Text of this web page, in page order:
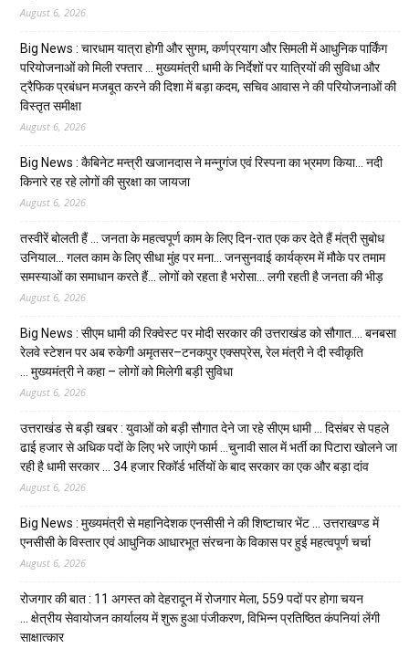
August 6, 2026
Big News : चारधाम यात्रा होगी और सुगम, कर्णप्रयाग और सिमली में आधुनिक पार्किंग
परियोजनाओं को मिली रफ्तार … मुख्यमंत्री धामी के निर्देशों पर यात्रियों की सुविधा और
ट्रैफिक प्रबंधन मजबूत करने की दिशा में बड़ा कदम, सचिव आवास ने की परियोजनाओं की
विस्तृत समीक्षा
August 6, 2026
Big News : कैबिनेट मन्त्री खजानदास ने मन्नुगंज एवं रिस्पना का भ्रमण किया… नदी
किनारे रह रहे लोगों की सुरक्षा का जायजा
August 6, 2026
तस्वीरें बोलती हैं … जनता के महत्वपूर्ण काम के लिए दिन-रात एक कर देते हैं मंत्री सुबोध
उनियाल… गलत काम के लिए सीधा मुंह पर मना… जनसुनवाई कार्यक्रम में मौके पर तमाम
समस्याओं का समाधान करते हैं… लोगों को रहता है भरोसा… लगी रहती है जनता की भीड़
August 6, 2026
Big News : सीएम धामी की रिक्वेस्ट पर मोदी सरकार की उत्तराखंड को सौगात…. बनबसा
रेलवे स्टेशन पर अब रुकेगी अमृतसर–टनकपुर एक्सप्रेस, रेल मंत्री ने दी स्वीकृति
… मुख्यमंत्री ने कहा – लोगों को मिलेगी बड़ी सुविधा
August 6, 2026
उत्तराखंड से बड़ी खबर : युवाओं को बड़ी सौगात देने जा रहे सीएम धामी … दिसंबर से पहले
ढाई हजार से अधिक पदों के लिए भरे जाएंगे फार्म …चुनावी साल में भर्ती का पिटारा खोलने जा
रही है धामी सरकार … 34 हजार रिकॉर्ड भर्तियों के बाद सरकार का एक और बड़ा दांव
August 6, 2026
Big News : मुख्यमंत्री से महानिदेशक एनसीसी ने की शिष्टाचार भेंट … उत्तराखण्ड में
एनसीसी के विस्तार एवं आधुनिक आधारभूत संरचना के विकास पर हुई महत्वपूर्ण चर्चा
August 6, 2026
रोजगार की बात : 11 अगस्त को देहरादून में रोजगार मेला, 559 पदों पर होगा चयन
… क्षेत्रीय सेवायोजन कार्यालय में शुरू हुआ पंजीकरण, विभिन्न प्रतिष्ठित कंपनियां लेंगी
साक्षात्कार